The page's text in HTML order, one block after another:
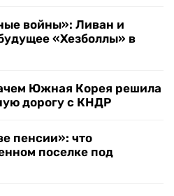
войны»: Ливан и
«Хезболлы» в
Южная Корея решила
дорогу с КНДР
пенсии»: что
поселке под